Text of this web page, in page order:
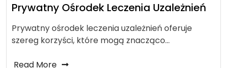
Prywatny Ośrodek Leczenia Uzależnień
Prywatny ośrodek leczenia uzależnień oferuje
szereg korzyści, które mogą znacząco…
Read More